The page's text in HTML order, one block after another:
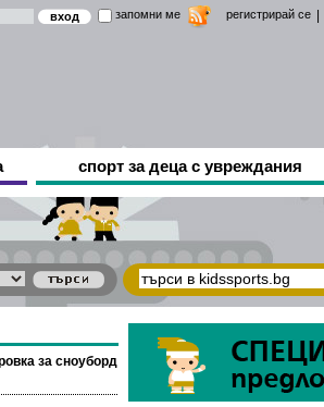
запомни ме регистрирай се
спорт за деца с увреждания
за сноуборд